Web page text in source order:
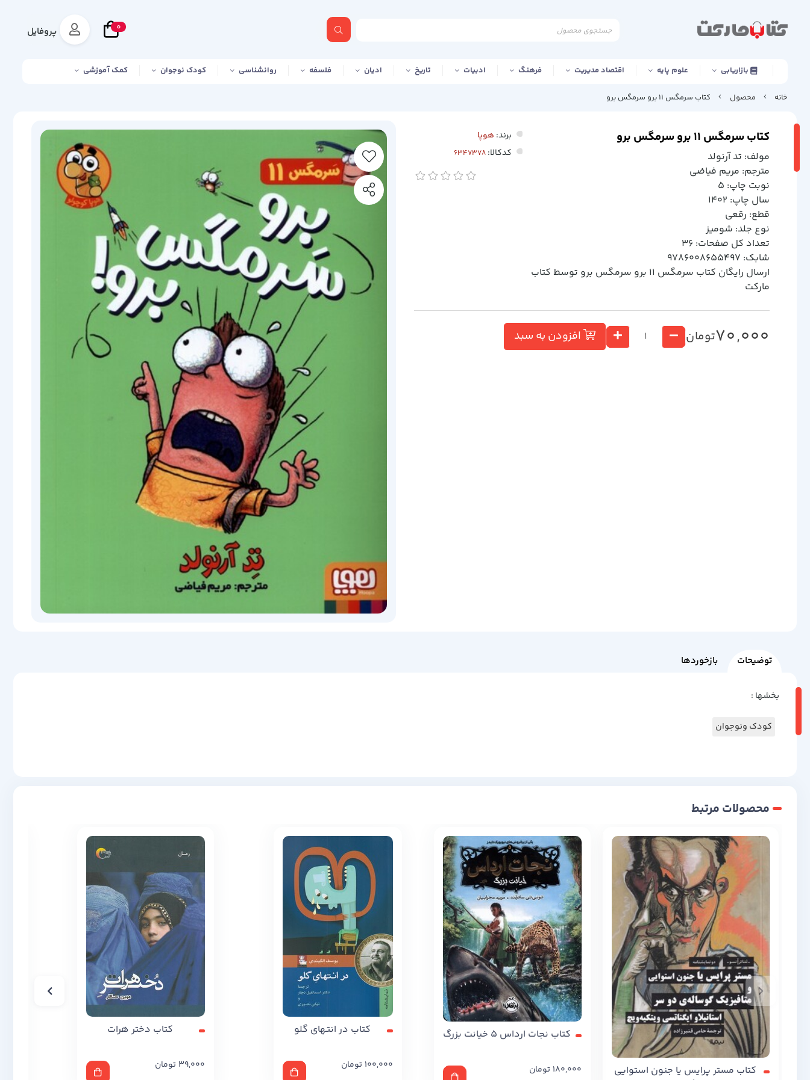
0 پروفایل
بازاریابی علوم پایه اقتصاد مدیریت فرهنگ ادبیات تاریخ ادیان فلسفه روانشناسی کودک نوجوان کمک آموزشی
خانه محصول کتاب سرمگس 11 برو سرمگس برو
کتاب سرمگس 11 برو سرمگس برو
مولف: تد آرنولد
مترجم: مريم فياضي
نوبت چاپ: 5
سال چاپ: 1402
قطع: رقعي
نوع جلد: شوميز
تعداد کل صفحات: 36
شابک: 9786008655497
ارسال رایگان کتاب سرمگس 11 برو سرمگس برو توسط کتاب
مارکت
برند: هوپا
کدکالا:
70,000تومان افزودن به سبد
توضیحات بازخوردها
بخشها :
کودک ونوجوان
محصولات مرتبط
کتاب مستر پرایس یا جنون استوایی
کتاب نجات ارداس 5 خیانت بزرگ
180,000 تومان
کتاب در انتهای گلو
100,000 تومان
کتاب دختر هرات
39,000 تومان